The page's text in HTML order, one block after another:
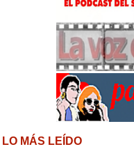
LO MÁS LEÍDO